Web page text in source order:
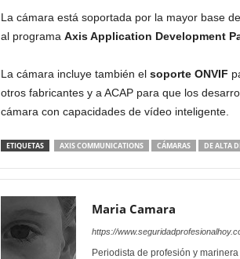
La cámara está soportada por la mayor base
al programa Axis Application Development
La cámara incluye también el soporte ONVIF
otros fabricantes y a ACAP para que los
cámara con capacidades de vídeo inteligente.
ETIQUETAS AXIS COMMUNICATIONS CÁMARAS DE ALTA
Maria Camara
https://
Periodista de profesión y